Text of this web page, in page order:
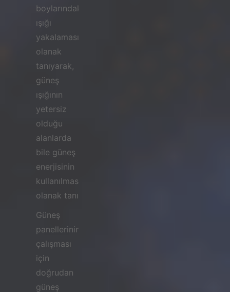
boylarındaki
ışığı
yakalamasına
olanak
tanıyarak,
güneş
ışığının
yetersiz
olduğu
alanlarda
bile güneş
enerjisinin
kullanılmasına
olanak tanır.
Güneş
panellerinin
çalışması
için
doğrudan
güneş